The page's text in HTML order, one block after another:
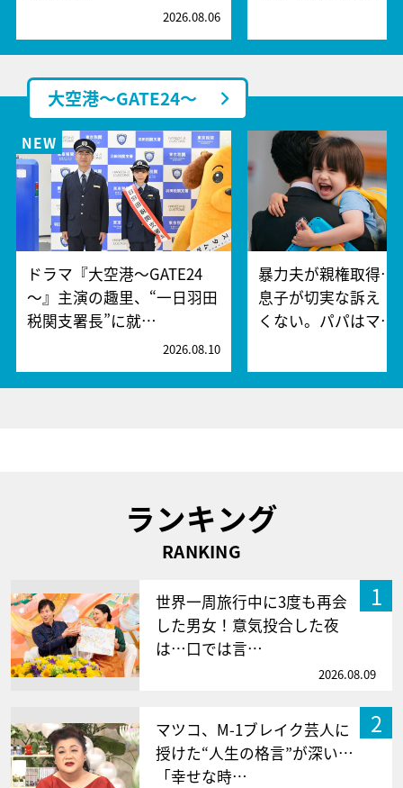
2026.08.06
大空港～GATE24～
ドラマ『大空港～GATE24
～』主演の趣里、“一日羽田
税関支署長”に就…
2026.08.10
暴力夫が親権取得…
息子が切実な訴え「
くない。パパはマ…
ランキング
RANKING
1
世界一周旅行中に3度も再会
した男女！意気投合した夜
は…口では言…
2026.08.09
2
マツコ、M-1ブレイク芸人に
授けた“人生の格言”が深い…
「幸せな時…